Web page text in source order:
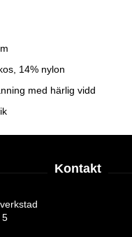
14% nylon
med härlig vidd
Kontakt
5